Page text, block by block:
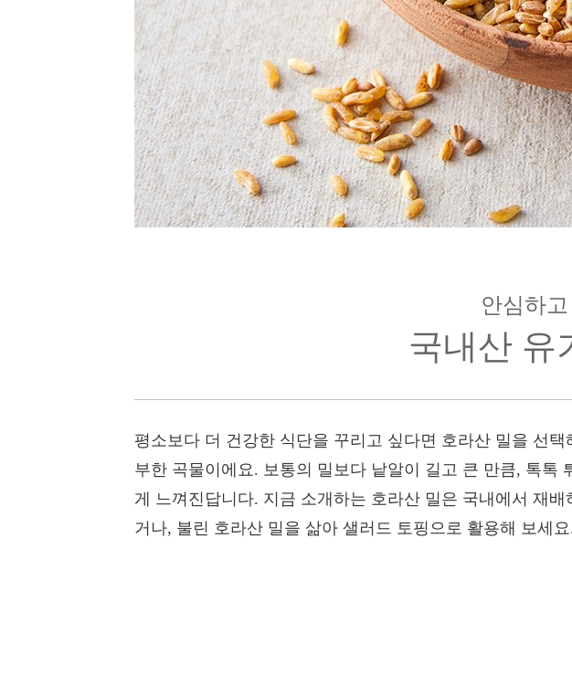
안심하
국내산 유
평소보다 더 건강한 식단을 꾸리고 싶다면 호라산 밀을 선
부한 곡물이에요. 보통의 밀보다 낱알이 길고 큰 만큼, 톡
게 느껴진답니다. 지금 소개하는 호라산 밀은 국내에서 재
거나, 불린 호라산 밀을 삶아 샐러드 토핑으로 활용해 보세